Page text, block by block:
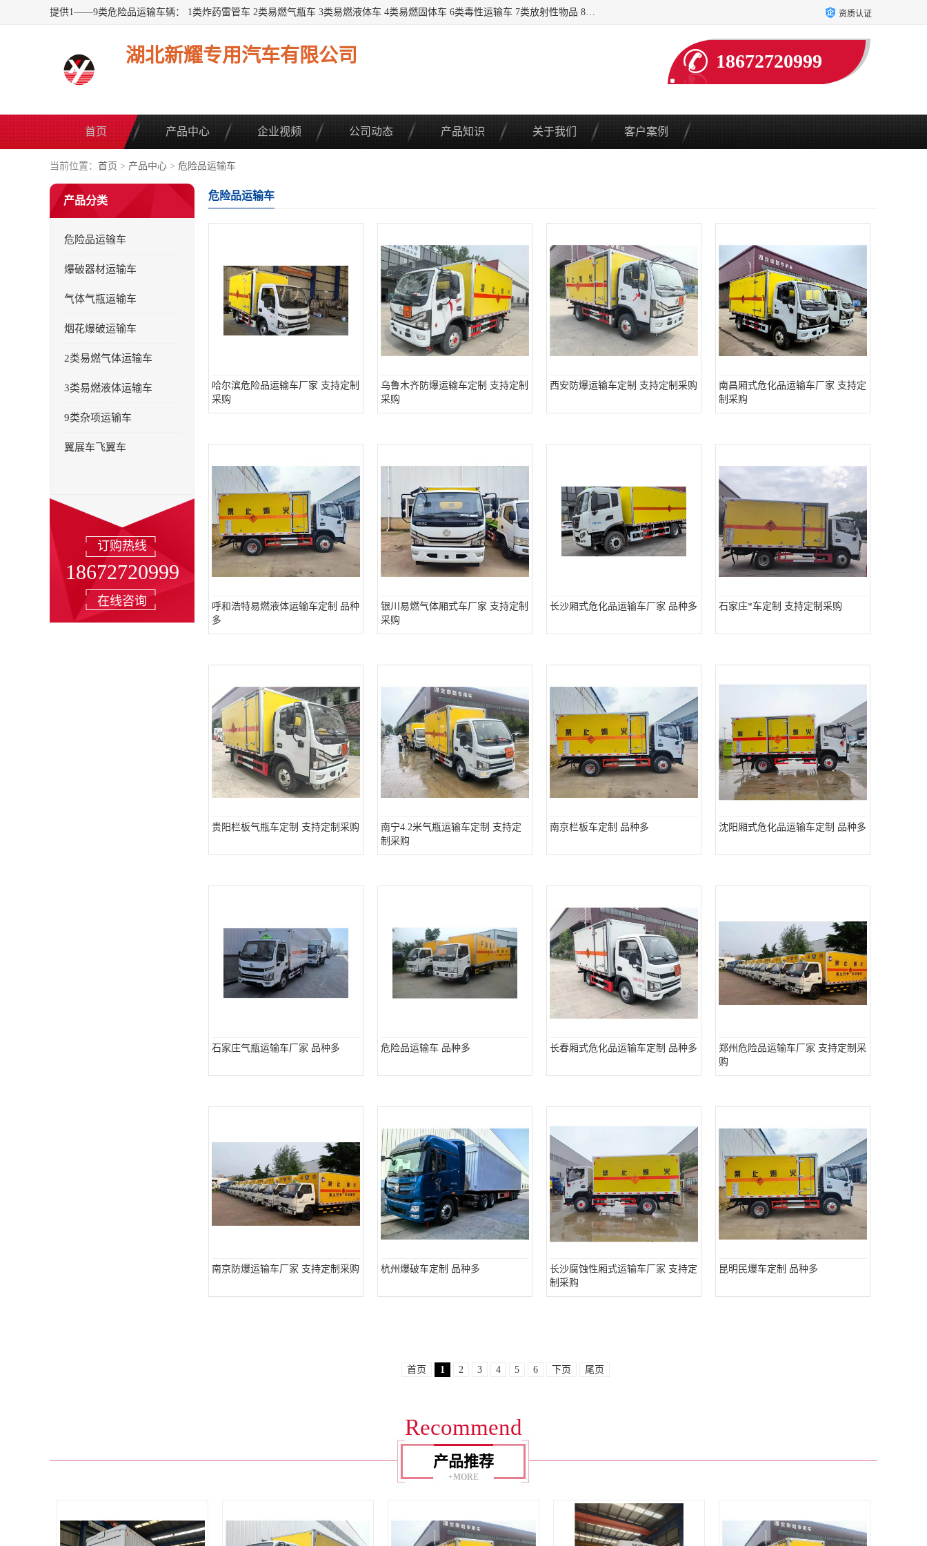
提供1——9类危险品运输车辆： 1类炸药雷管车 2类易燃气瓶车 3类易燃液体车 4类易燃固体车 6类毒性运输车 7类放射性物品 8类腐蚀性物品 9类杂项类物品 各类底盘，品种齐全。厂家直供，品质保证。 公告品种环保齐全，上牌无忧。 全国可送货上门，可分期，可*，可包牌。 详情可咨询: *（微信同号） 资质认证
湖北新耀专用汽车有限公司 18672720999
首页 产品中心 企业视频 公司动态 产品知识 关于我们 客户案例
当前位置： 首页 > 产品中心 > 危险品运输车
产品分类
危险品运输车
爆破器材运输车
气体气瓶运输车
烟花爆破运输车
2类易燃气体运输车
3类易燃液体运输车
9类杂项运输车
翼展车飞翼车
订购热线
18672720999
在线咨询
危险品运输车
哈尔滨危险品运输车厂家 支持定制
采购
乌鲁木齐防爆运输车定制 支持定制
采购
西安防爆运输车定制 支持定制采购
南昌厢式危化品运输车厂家 支持定
制采购
呼和浩特易燃液体运输车定制 品种
多
银川易燃气体厢式车厂家 支持定制
采购
长沙厢式危化品运输车厂家 品种多 石家庄*车定制 支持定制采购
贵阳栏板气瓶车定制 支持定制采购
南宁4.2米气瓶运输车定制 支持定
制采购
南京栏板车定制 品种多 沈阳厢式危化品运输车定制 品种多
石家庄气瓶运输车厂家 品种多 危险品运输车 品种多 长春厢式危化品运输车定制 品种多
郑州危险品运输车厂家 支持定制采
购
南京防爆运输车厂家 支持定制采购 杭州爆破车定制 品种多
长沙腐蚀性厢式运输车厂家 支持定
制采购
昆明民爆车定制 品种多
首页 1 2 3 4 5 6 下页 尾页
Recommend
产品推荐
+MORE